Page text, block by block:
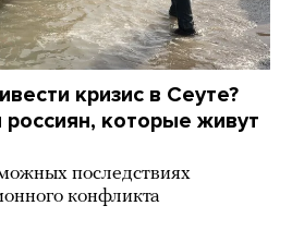
кризис в Сеуте?
россиян, которые живут
последствиях
конфликта